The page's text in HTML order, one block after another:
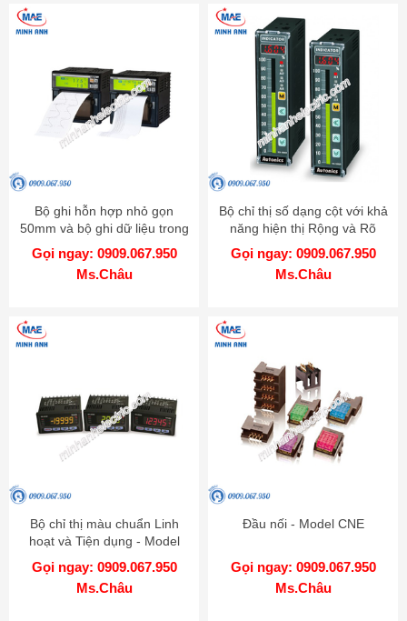
Bộ ghi hỗn hợp nhỏ gọn
50mm và bộ ghi dữ liệu trong
một - Model KRN50
Gọi ngay: 0909.067.950
Ms.Châu
Bộ chỉ thị số dạng cột với khả
năng hiện thị Rộng và Rõ
hơn - Model KN-1000B
Gọi ngay: 0909.067.950
Ms.Châu
Bộ chỉ thị màu chuẩn Linh
hoạt và Tiện dụng - Model
KN-2000W
Gọi ngay: 0909.067.950
Ms.Châu
Đầu nối - Model CNE
Gọi ngay: 0909.067.950
Ms.Châu